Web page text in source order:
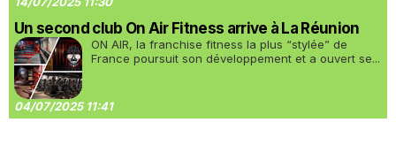
Un second club On Air Fitness arrive à La Réunion
ON AIR, la franchise fitness la plus “stylée” de
France poursuit son développement et a ouvert se...
04/07/2025 11:41